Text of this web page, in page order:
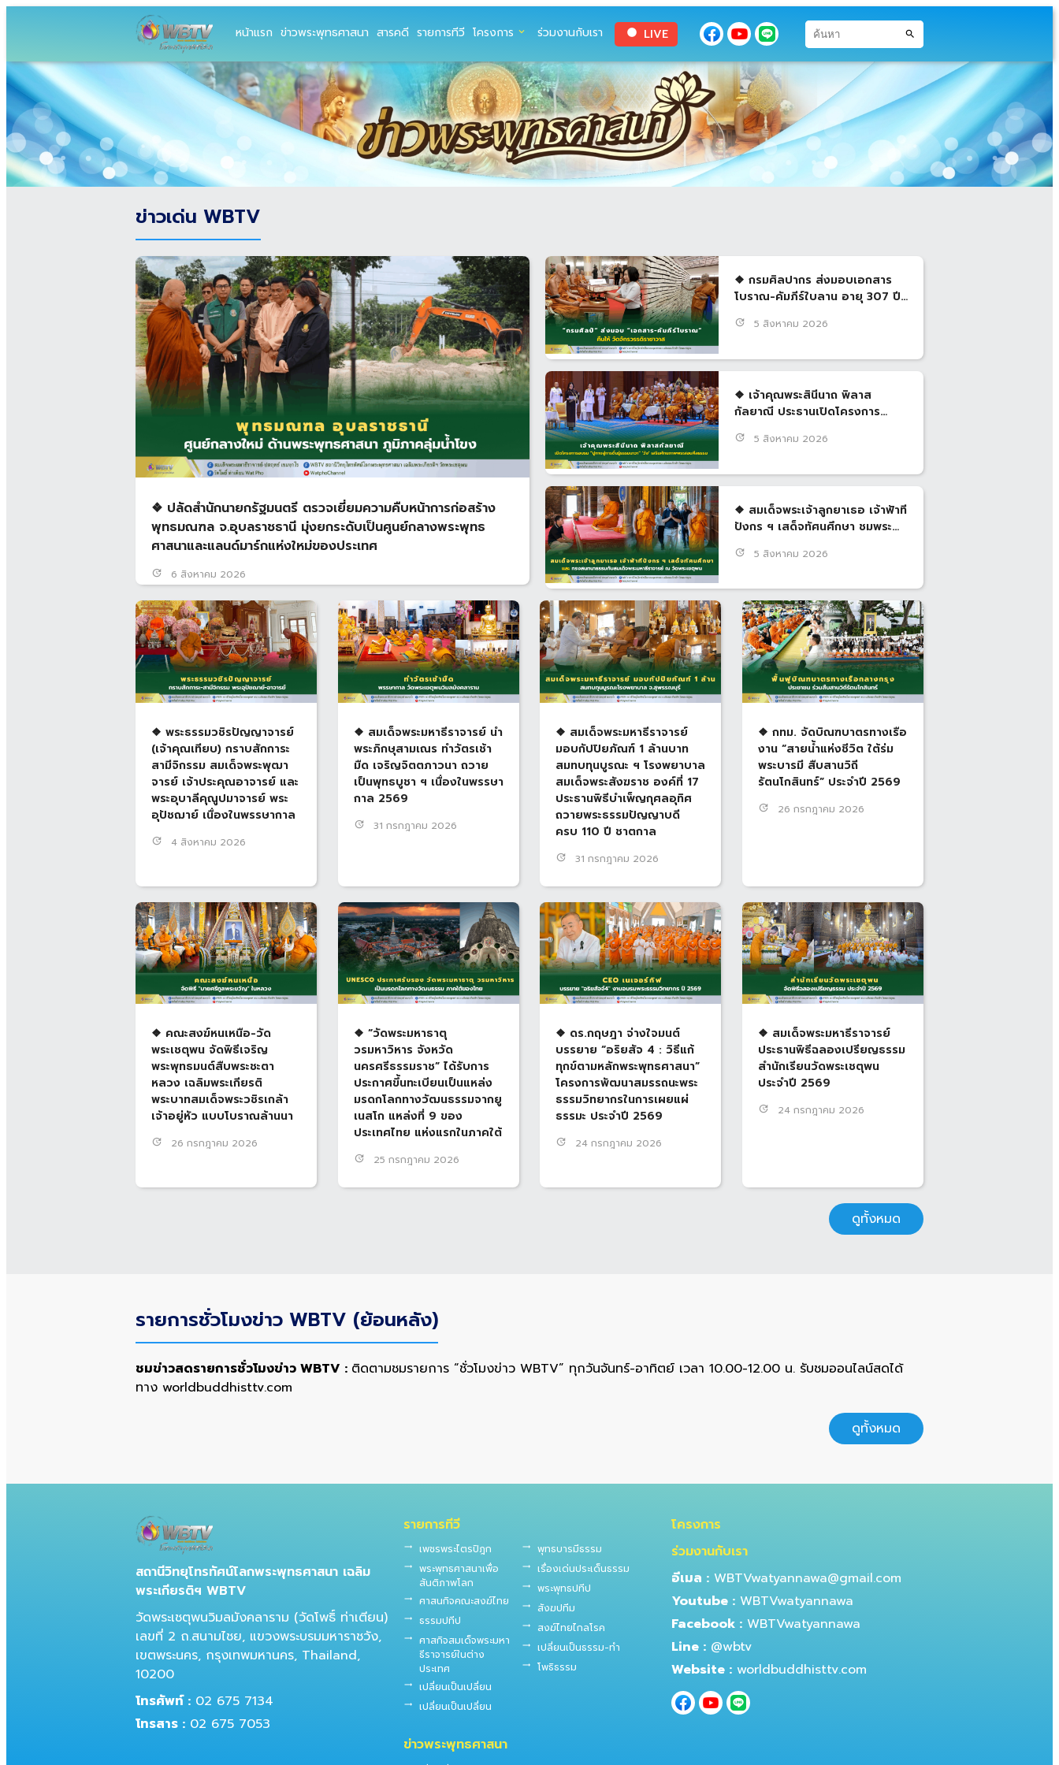
หน้าแรก ข่าวพระพุทธศาสนา สารคดี รายการทีวี โครงการ expand_more ร่วมงานกับเรา circle LIVE search
ข่าวเด่น WBTV
❖ ปลัดสำนักนายกรัฐมนตรี ตรวจเยี่ยมความคืบหน้าการก่อสร้าง
พุทธมณฑล จ.อุบลราชธานี มุ่งยกระดับเป็นศูนย์กลางพระพุทธ
ศาสนาและแลนด์มาร์กแห่งใหม่ของประเทศ
update 6 สิงหาคม 2026
❖ กรมศิลปากร ส่งมอบเอกสาร
โบราณ-คัมภีร์ใบลาน อายุ 307 ปี
ทำทะเบียน เป็นเวลากว่า 1 ปี 3
update 5 สิงหาคม 2026
❖ เจ้าคุณพระสินีนาถ พิลาส
กัลยาณี ประธานเปิดโครงการ
‘วัง’ (ภาคพระสอนศีลธรรม ภาค
ศีลธรรม กว่า 4,000 รูป
update 5 สิงหาคม 2026
❖ สมเด็จพระเจ้าลูกยาเธอ เจ้าฟ้าที
ปังกร ฯ เสด็จทัศนศึกษา ชมพระ
ธรรมกับสมเด็จพระมหาธีราจารย์
update 5 สิงหาคม 2026
❖ พระธรรมวชิรปัญญาจารย์
(เจ้าคุณเทียบ) กราบสักการะ
สามีจิกรรม สมเด็จพระพุฒา
จารย์ เจ้าประคุณอาจารย์ และ
พระอุบาลีคุณูปมาจารย์ พระ
อุปัชฌาย์ เนื่องในพรรษากาล
update 4 สิงหาคม 2026
❖ สมเด็จพระมหาธีราจารย์ นำ
พระภิกษุสามเณร ทำวัตรเช้า
มืด เจริญจิตตภาวนา ถวาย
เป็นพุทธบูชา ฯ เนื่องในพรรษา
กาล 2569
update 31 กรกฎาคม 2026
❖ สมเด็จพระมหาธีราจารย์
มอบกัปปิยภัณฑ์ 1 ล้านบาท
สมทบทุนบูรณะ ฯ โรงพยาบาล
สมเด็จพระสังฆราช องค์ที่ 17
ประธานพิธีบำเพ็ญกุศลอุทิศ
ถวายพระธรรมปัญญาบดี
ครบ 110 ปี ชาตกาล
update 31 กรกฎาคม 2026
❖ กทม. จัดบิณฑบาตรทางเรือ
งาน “สายน้ำแห่งชีวิต ใต้ร่ม
พระบารมี สืบสานวิถี
รัตนโกสินทร์” ประจำปี 2569
update 26 กรกฎาคม 2026
❖ คณะสงฆ์หนเหนือ-วัด
พระเชตุพน จัดพิธีเจริญ
พระพุทธมนต์สืบพระชะตา
หลวง เฉลิมพระเกียรติ
พระบาทสมเด็จพระวชิรเกล้า
เจ้าอยู่หัว แบบโบราณล้านนา
update 26 กรกฎาคม 2026
❖ “วัดพระมหาธาตุ
วรมหาวิหาร จังหวัด
นครศรีธรรมราช” ได้รับการ
ประกาศขึ้นทะเบียนเป็นแหล่ง
มรดกโลกทางวัฒนธรรมจากยู
เนสโก แหล่งที่ 9 ของ
ประเทศไทย แห่งแรกในภาคใต้
update 25 กรกฎาคม 2026
❖ ดร.กฤษฎา จ่างใจมนต์
บรรยาย “อริยสัจ 4 : วิธีแก้
ทุกข์ตามหลักพระพุทธศาสนา”
โครงการพัฒนาสมรรถนะพระ
ธรรมวิทยากรในการเผยแผ่
ธรรมะ ประจำปี 2569
update 24 กรกฎาคม 2026
❖ สมเด็จพระมหาธีราจารย์
ประธานพิธีฉลองเปรียญธรรม
สำนักเรียนวัดพระเชตุพน
ประจำปี 2569
update 24 กรกฎาคม 2026
ดูทั้งหมด
รายการชั่วโมงข่าว WBTV (ย้อนหลัง)
ชมข่าวสดรายการชั่วโมงข่าว WBTV : ติดตามชมรายการ “ชั่วโมงข่าว WBTV” ทุกวันจันทร์-อาทิตย์ เวลา 10.00-12.00 น. รับชมออนไลน์สดได้
ทาง worldbuddhisttv.com
ดูทั้งหมด
สถานีวิทยุโทรทัศน์โลกพระพุทธศาสนา เฉลิม
พระเกียรติฯ WBTV
วัดพระเชตุพนวิมลมังคลาราม (วัดโพธิ์ ท่าเตียน)
เลขที่ 2 ถ.สนามไชย, แขวงพระบรมมหาราชวัง,
เขตพระนคร, กรุงเทพมหานคร, Thailand,
10200
โทรศัพท์ : 02 675 7134
โทรสาร : 02 675 7053
รายการทีวี
trending_flat เพชรพระไตรปิฎก
trending_flat
พระพุทธศาสนาเพื่อ
สันติภาพโลก
trending_flat ศาสนกิจคณะสงฆ์ไทย
trending_flat ธรรมปทีป
trending_flat
ศาสกิจสมเด็จพระมหา
ธีราจารย์ในต่าง
ประเทศ
trending_flat เปลี่ยนเป็นเปลี่ยน
trending_flat เปลี่ยนเป็นเปลี่ยน
trending_flat พุทธบารมีธรรม
trending_flat เรื่องเด่นประเด็นธรรม
trending_flat พระพุทธปทีป
trending_flat สังฆปทีม
trending_flat สงฆ์ไทยไกลโรค
trending_flat เปลี่ยนเป็นธรรม-ทำ
trending_flat โพธิธรรม
ข่าวพระพุทธศาสนา
โครงการ
ร่วมงานกับเรา
อีเมล : WBTVwatyannawa@gmail.com
Youtube : WBTVwatyannawa
Facebook : WBTVwatyannawa
Line : @wbtv
Website : worldbuddhisttv.com